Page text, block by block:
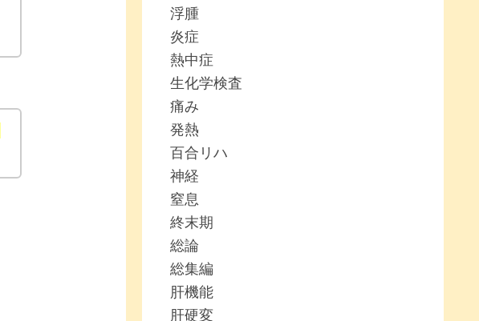
浮腫
炎症
熱中症
生化学検査
痛み
発熱
百合リハ
神経
窒息
終末期
総論
総集編
肝機能
肝硬変